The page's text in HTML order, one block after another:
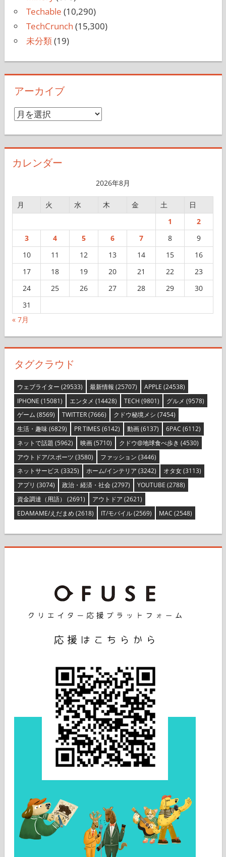
Minory(678)
Techable(10,290)
TechCrunch
ア
ー
イ
2026年8月
月 火 水 木 金 土
日
1
2
3
4 5 6 7 8
9
10
11 12 13 14 15
16
17
18 19 20 21 22
23
24
25 26 27 28 29
30
31
ウェブライター(29533) 最新情報(25707) APPLE
(24538)
IPHONE(15081) エンタメ(14428) TECH(9801) グルメ
ゲーム (8569) TWITTER(7666) クドウ秘境メシ(7454)
生活・趣味(6829) PR TIMES(6142) 動画(6137) 6PAC (6112)
ネットで話題(5962) 映画(5710) クドウ@地球食べ歩き
アウトドア/スポーツ(3580) ファッション (3446)
ネットサービス
(3325) ホーム/インテリア (3242) オタ女(3113)
アプリ(3074) 政治・経済・社会 (2797) YOUTUBE
資金調達（用語）(2691) アウトドア (2621)